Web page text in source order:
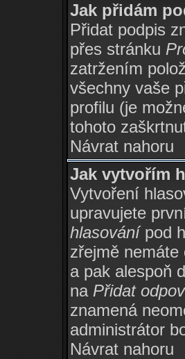
Jak přidám
Přidat podpis
přes stránku
zatržením
všechny vaše
profilu (je
tohoto
Návrat nahoru
Jak vytvořím
Vytvoření
upravujete
hlasovánípod
zřejmě
a pak alespoň
na Přidat
znamená
administrátor
Návrat nahoru